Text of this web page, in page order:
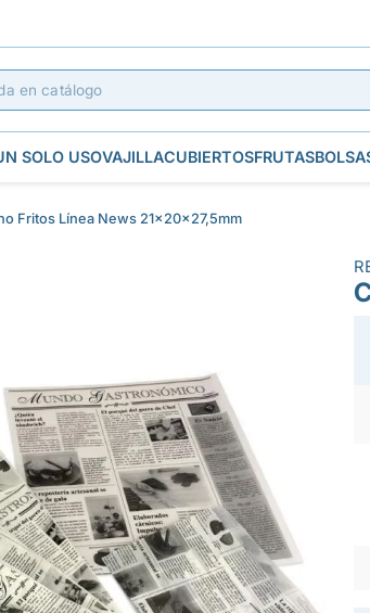
SOLO USOVAJILLACUBIERTOSFRUTAS
Fritos Línea News 21x20x27,5mm